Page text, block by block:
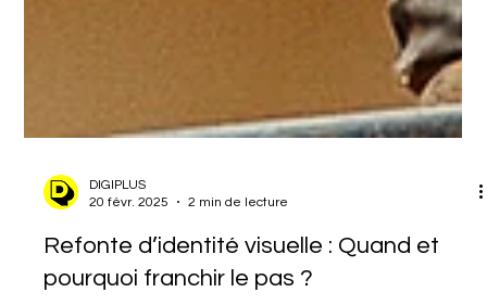
20 févr. 2025
2 min de lecture
Refonte d’identité visuelle : Quand et